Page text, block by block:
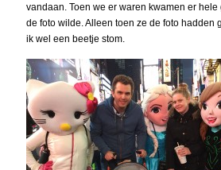
vandaan. Toen we er waren kwamen er
de foto wilde. Alleen toen ze de foto hadden
ik wel een beetje stom.